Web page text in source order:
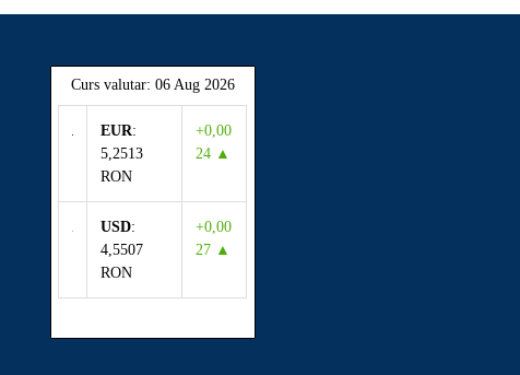
Curs valutar: 06 Aug 2026
EUR:
5,2513
RON
+0,00
24 ▲
USD:
4,5507
RON
+0,00
27 ▲